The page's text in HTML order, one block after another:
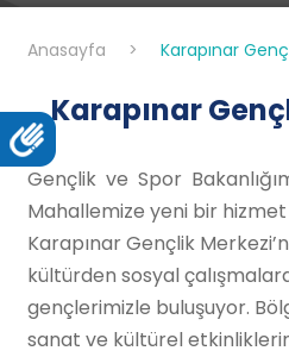
Anasayfa > Karapınar
Karapınar
Gençlik ve Spor
Mahallemize yeni bir
Karapınar Gençlik
kültürden sosyal
gençlerimizle buluşuyor.
sanat ve kültürel